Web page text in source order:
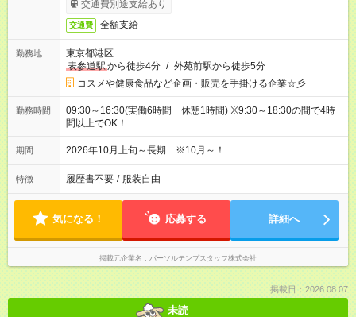
交通費別途支給あり
交通費 全額支給
勤務地
東京都港区
表参道駅から徒歩4分 / 外苑前駅から徒歩5分
コスメや健康食品など企画・販売を手掛ける企業☆彡
勤務時間
09:30～16:30(実働6時間 休憩1時間) ※9:30～18:30の間で4時
間以上でOK！
期間 2026年10月上旬～長期 ※10月～！
特徴 履歴書不要 / 服装自由
気になる！ 応募する 詳細へ
掲載元企業名 パーソルテンプスタッフ株式会社
掲載日：2026.08.07
未読